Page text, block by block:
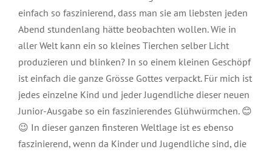
einfach so faszinierend, dass man sie am liebsten jeden
Abend stundenlang hätte beobachten wollen. Wie in
aller Welt kann ein so kleines Tierchen selber Licht
produzieren und blinken? In so einem kleinen Geschöpf
ist einfach die ganze Grösse Gottes verpackt. Für mich ist
jedes einzelne Kind und jeder Jugendliche dieser neuen
Junior-Ausgabe so ein faszinierendes Glühwürmchen. 😊
😉 In dieser ganzen finsteren Weltlage ist es ebenso
faszinierend, wenn da Kinder und Jugendliche sind, die